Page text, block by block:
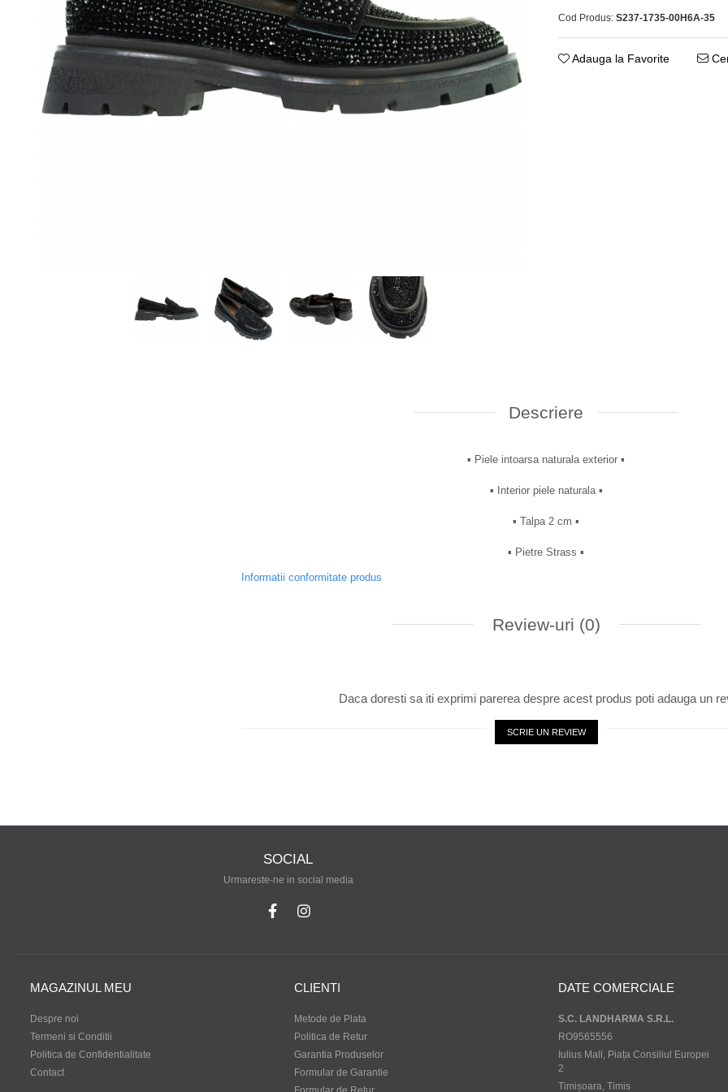
Cod Produs: S237-1735-00H6A-35
Adauga la Favorite
Descriere
▪︎ Piele intoarsa naturala exterior ▪︎
▪︎ Interior piele naturala ▪︎
▪︎ Talpa 2 cm ▪︎
▪︎ Pietre Strass ▪︎
Informatii conformitate produs
Review-uri (0)
Daca doresti sa iti exprimi parerea despre acest produs poti adauga un
SCRIE UN REVIEW
SOCIAL
Urmareste-ne in social media
MAGAZINUL MEU
Despre noi
Termeni si Conditii
Politica de Confidentialitate
Contact
CLIENTI
Metode de Plata
Politica de Retur
Garantia Produselor
Formular de Garantie
DATE COMERCIALE
S.C. LANDHARMA S.R.L.
RO9565556
Iulius Mall, Piața Consiliul Europei
2
Timișoara, Timis